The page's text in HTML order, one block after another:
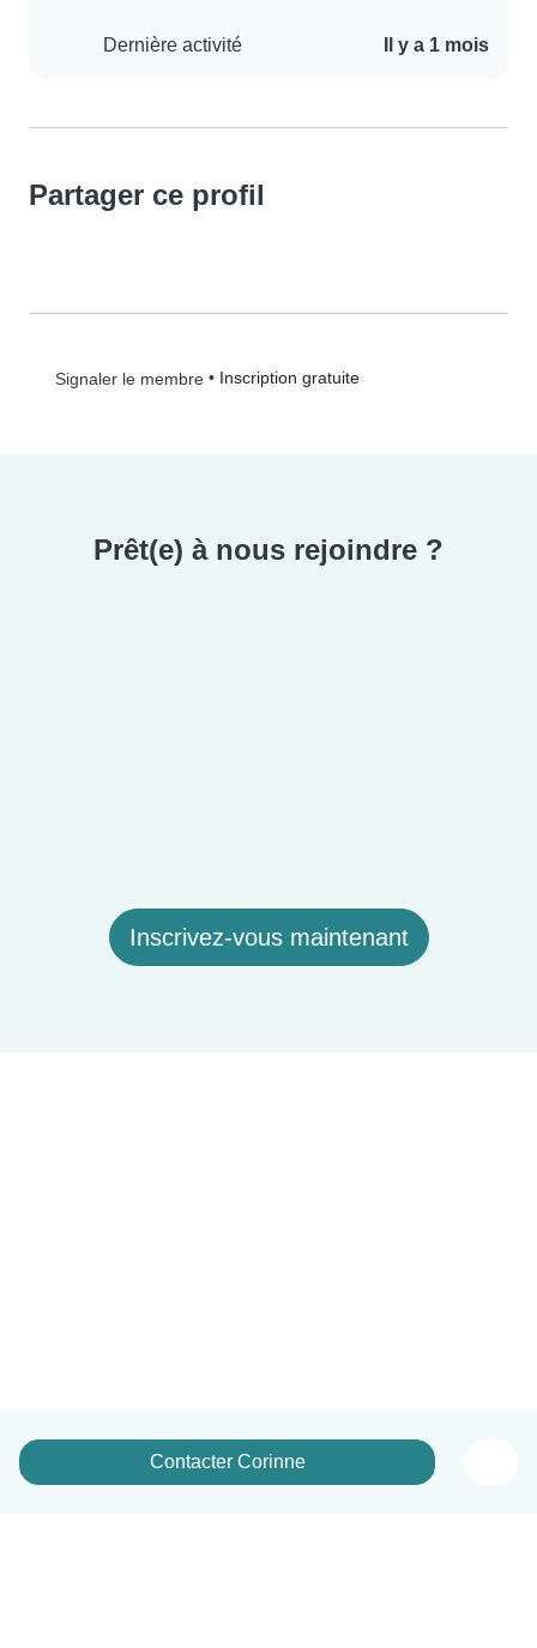
Dernière activité Il y a 1 mois
Partager ce profil
Signaler le membre• Inscription gratuite
Prêt(e) à nous rejoindre ?
Inscrivez-vous maintenant
Contacter Corinne